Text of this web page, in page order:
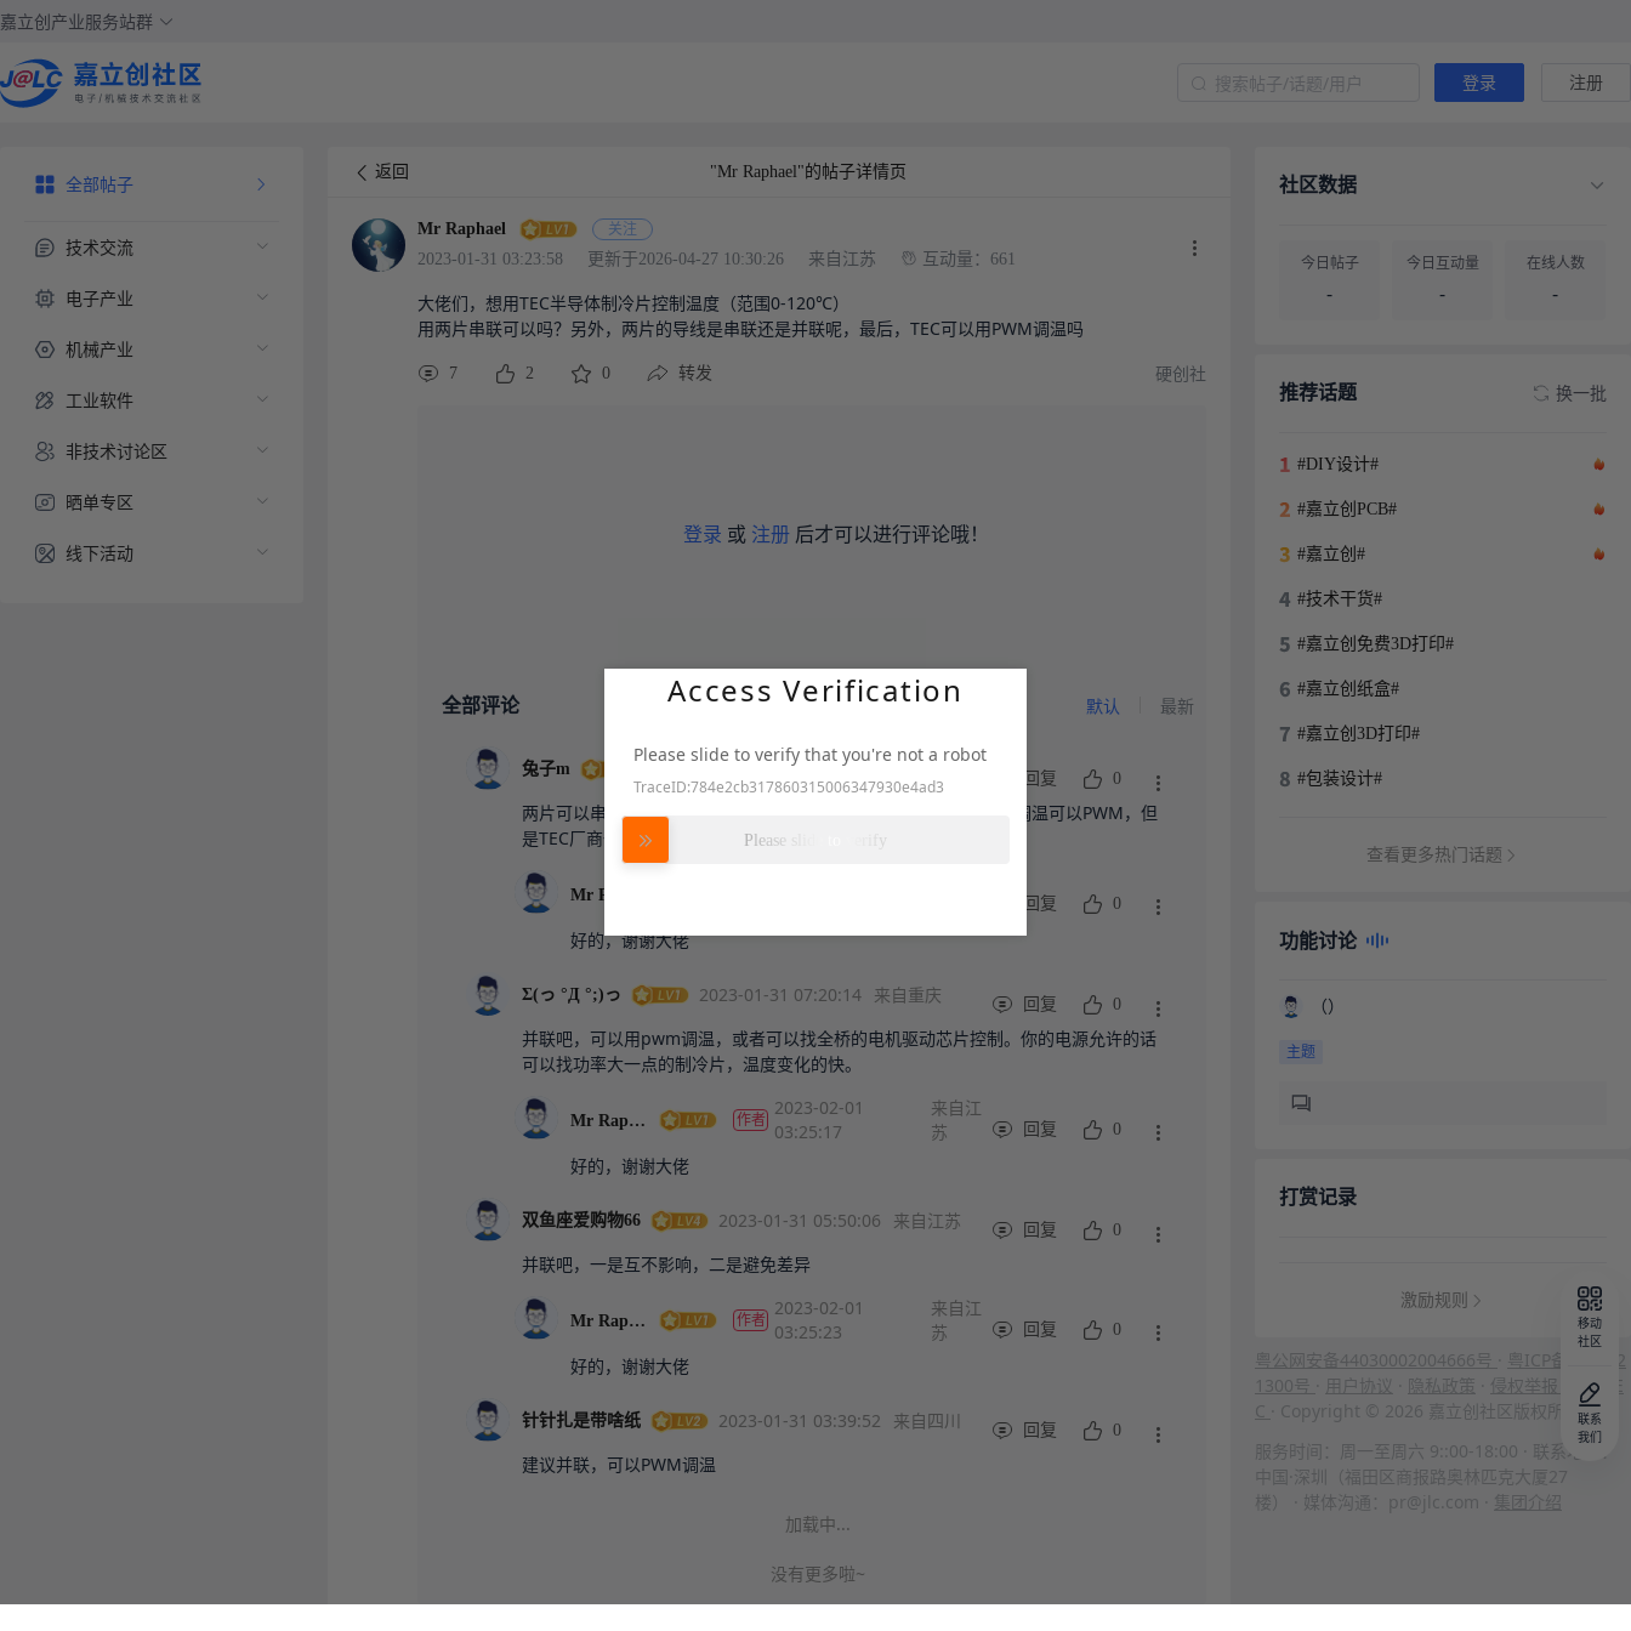
嘉立创产业服务站群
登录 注册
全部帖子
技术交流
电子产业
机械产业
工业软件
非技术讨论区
晒单专区
线下活动
返回 "Mr Raphael"的帖子详情页
Mr Raphael 关注
2023-01-31 03:23:58 更新于2026-04-27 10:30:26 来自江苏 互动量：661
大佬们，想用TEC半导体制冷片控制温度（范围0-120℃）
用两片串联可以吗？另外，两片的导线是串联还是并联呢，最后，TEC可以用PWM调温吗
7 2 0 转发 硬创社
登录 或 注册 后才可以进行评论哦！
全部评论 默认 最新
兔子m 2023-02-01 02:46:24 来自上海 回复 0
两片可以串联的，并联的话总线电流会很大，要看自己项目条件，调温可以PWM，但
是TEC厂商一般建议DC调，说是PWM调会缩短TEC寿命
回复 0
好的，谢谢大佬
Σ(っ °Д °;)っ 2023-01-31 07:20:14 来自重庆 回复 0
并联吧，可以用pwm调温，或者可以找全桥的电机驱动芯片控制。你的电源允许的话
可以找功率大一点的制冷片，温度变化的快。
Mr Raphael 作者
2023-02-01
03:25:17
来自江
苏
回复 0
好的，谢谢大佬
双鱼座爱购物66 2023-01-31 05:50:06 来自江苏 回复 0
并联吧，一是互不影响，二是避免差异
Mr Raphael 作者
2023-02-01
03:25:23
来自江
苏
回复 0
好的，谢谢大佬
针针扎是带啥纸 2023-01-31 03:39:52 来自四川 回复 0
建议并联，可以PWM调温
加载中...
没有更多啦~
社区数据
今日帖子
-
今日互动量
-
在线人数
-
-
推荐话题 换一批
#DIY设计#
#嘉立创PCB#
#嘉立创#
#技术干货#
#嘉立创免费3D打印#
#嘉立创纸盒#
#嘉立创3D打印#
#包装设计#
查看更多热门话题
功能讨论
（）
主题
打赏记录
激励规则
粤公网安备44030002004666号
粤ICP备202312
1300号
用户协议 隐私政策 侵权举报
ISO/IE
C
· Copyright © 2026 嘉立创社区版权所有
服务时间：周一至周六 9::00-18:00 · 联系地址：
中国·深圳（福田区商报路奥林匹克大厦27
楼） · 媒体沟通：pr@jlc.com · 集团介绍
移动
社区
联系
我们
Access Verification
Please slide to verify that you're not a robot
TraceID:784e2cb317860315006347930e4ad3
Please slide to verify